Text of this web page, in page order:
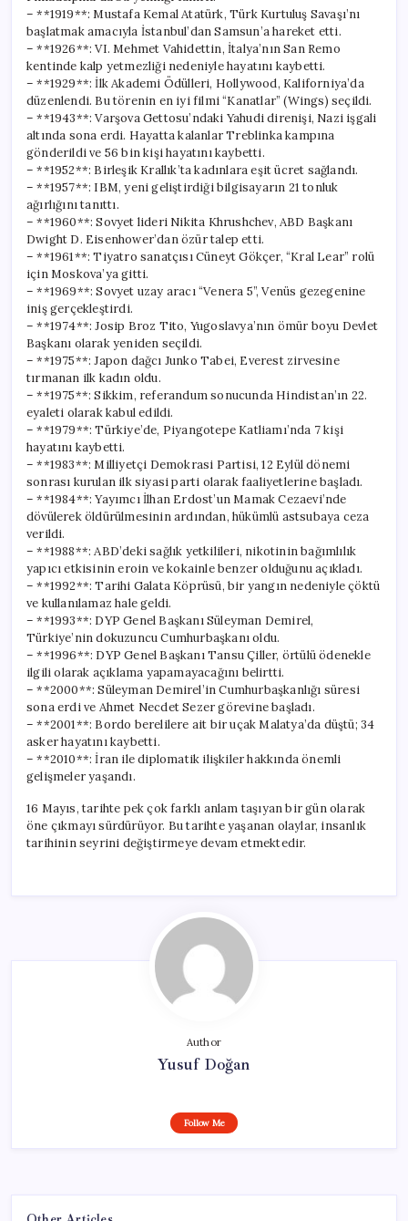
– **1919**: Mustafa Kemal Atatürk, Türk Kurtuluş Savaşı’nı
başlatmak amacıyla İstanbul’dan Samsun’a hareket etti.
– **1926**: VI. Mehmet Vahidettin, İtalya’nın San Remo
kentinde kalp yetmezliği nedeniyle hayatını kaybetti.
– **1929**: İlk Akademi Ödülleri, Hollywood, Kaliforniya’da
düzenlendi. Bu törenin en iyi filmi “Kanatlar” (Wings) seçildi.
– **1943**: Varşova Gettosu’ndaki Yahudi direnişi, Nazi işgali
altında sona erdi. Hayatta kalanlar Treblinka kampına
gönderildi ve 56 bin kişi hayatını kaybetti.
– **1952**: Birleşik Krallık’ta kadınlara eşit ücret sağlandı.
– **1957**: IBM, yeni geliştirdiği bilgisayarın 21 tonluk
ağırlığını tanıttı.
– **1960**: Sovyet lideri Nikita Khrushchev, ABD Başkanı
Dwight D. Eisenhower’dan özür talep etti.
– **1961**: Tiyatro sanatçısı Cüneyt Gökçer, “Kral Lear” rolü
için Moskova’ya gitti.
– **1969**: Sovyet uzay aracı “Venera 5”, Venüs gezegenine
iniş gerçekleştirdi.
– **1974**: Josip Broz Tito, Yugoslavya’nın ömür boyu Devlet
Başkanı olarak yeniden seçildi.
– **1975**: Japon dağcı Junko Tabei, Everest zirvesine
tırmanan ilk kadın oldu.
– **1975**: Sikkim, referandum sonucunda Hindistan’ın 22.
eyaleti olarak kabul edildi.
– **1979**: Türkiye’de, Piyangotepe Katliamı’nda 7 kişi
hayatını kaybetti.
– **1983**: Milliyetçi Demokrasi Partisi, 12 Eylül dönemi
sonrası kurulan ilk siyasi parti olarak faaliyetlerine başladı.
– **1984**: Yayımcı İlhan Erdost’un Mamak Cezaevi’nde
dövülerek öldürülmesinin ardından, hükümlü astsubaya ceza
verildi.
– **1988**: ABD’deki sağlık yetkilileri, nikotinin bağımlılık
yapıcı etkisinin eroin ve kokainle benzer olduğunu açıkladı.
– **1992**: Tarihi Galata Köprüsü, bir yangın nedeniyle çöktü
ve kullanılamaz hale geldi.
– **1993**: DYP Genel Başkanı Süleyman Demirel,
Türkiye’nin dokuzuncu Cumhurbaşkanı oldu.
– **1996**: DYP Genel Başkanı Tansu Çiller, örtülü ödenekle
ilgili olarak açıklama yapamayacağını belirtti.
– **2000**: Süleyman Demirel’in Cumhurbaşkanlığı süresi
sona erdi ve Ahmet Necdet Sezer görevine başladı.
– **2001**: Bordo berelilere ait bir uçak Malatya’da düştü; 34
asker hayatını kaybetti.
– **2010**: İran ile diplomatik ilişkiler hakkında önemli
gelişmeler yaşandı.
16 Mayıs, tarihte pek çok farklı anlam taşıyan bir gün olarak
öne çıkmayı sürdürüyor. Bu tarihte yaşanan olaylar, insanlık
tarihinin seyrini değiştirmeye devam etmektedir.
Author
Yusuf Doğan
Follow Me